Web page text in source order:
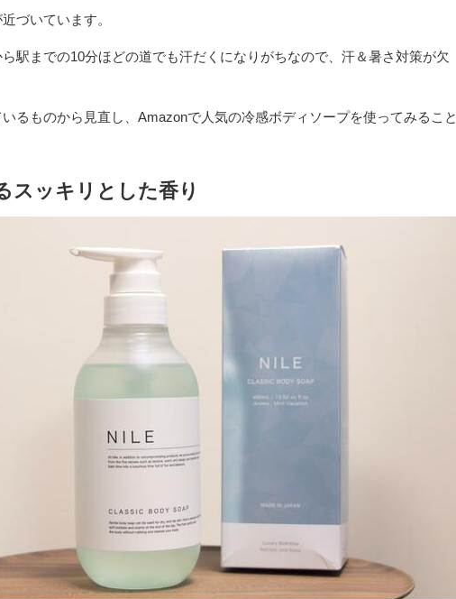
づいています。
駅までの10分ほどの道でも汗だくになりがちなので、汗＆暑さ対策が欠
るものから見直し、Amazonで人気の冷感ボディソープを使ってみること
スッキリとした香り